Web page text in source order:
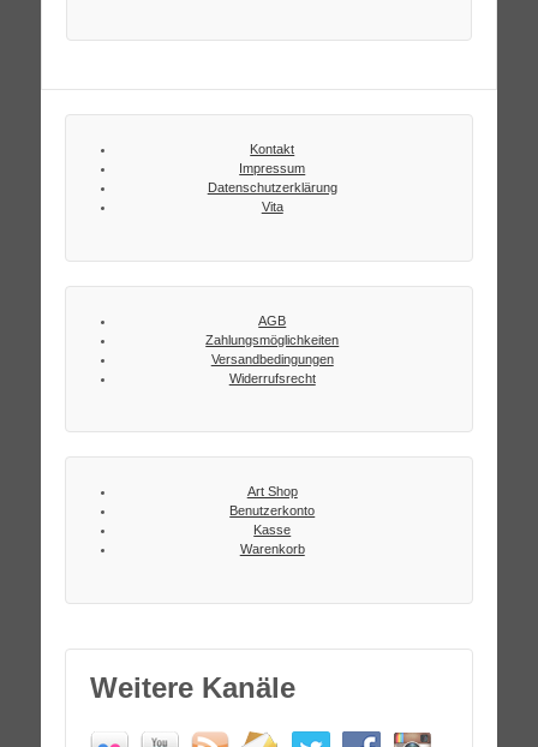
Kontakt
Impressum
Datenschutzerklärung
Vita
AGB
Zahlungsmöglichkeiten
Versandbedingungen
Widerrufsrecht
Art Shop
Benutzerkonto
Kasse
Warenkorb
Weitere Kanäle